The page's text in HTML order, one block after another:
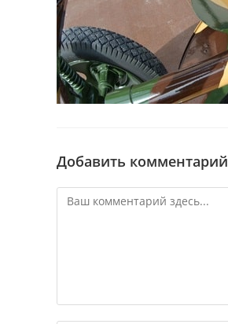
Добавить комментарий
Комментарий